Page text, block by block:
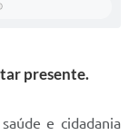
presente.
e cidadania